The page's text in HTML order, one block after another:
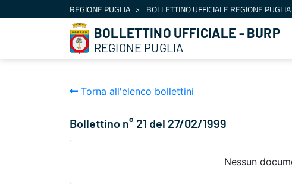
Salta al contenutoREGIONE PUGLIA BOLLETTINO UFFICIALE REGIONE
BOLLETTINO UFFICIALE - BURP
REGIONE PUGLIA
Torna all'elenco bollettini
Bollettino n° 21 del 27/02/1999
Nessun